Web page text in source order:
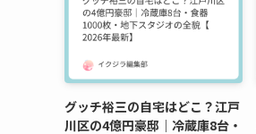
グッチ裕三の自宅はどこ？江戸
川区の4億円豪邸｜冷蔵庫8台・